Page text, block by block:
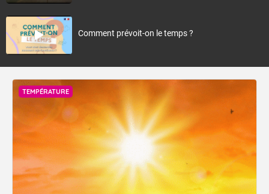
Comment prévoit-on le temps ?
TEMPÉRATURE